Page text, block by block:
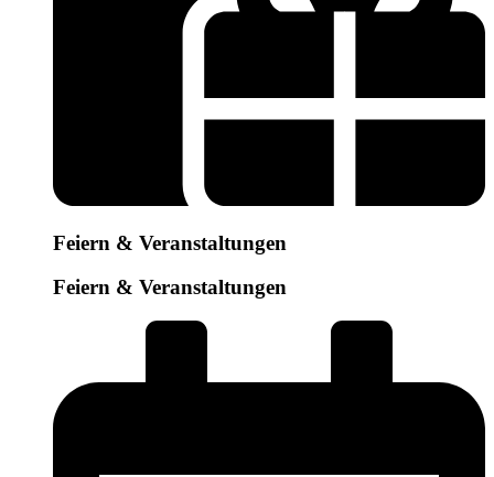
Feiern & Veranstaltungen
Feiern & Veranstaltungen